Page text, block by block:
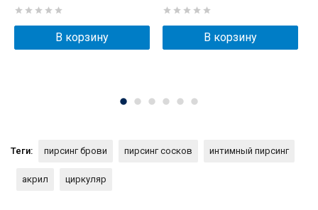
В корзину В корзину
Теги: пирсинг брови пирсинг сосков интимный пирсинг
акрил циркуляр